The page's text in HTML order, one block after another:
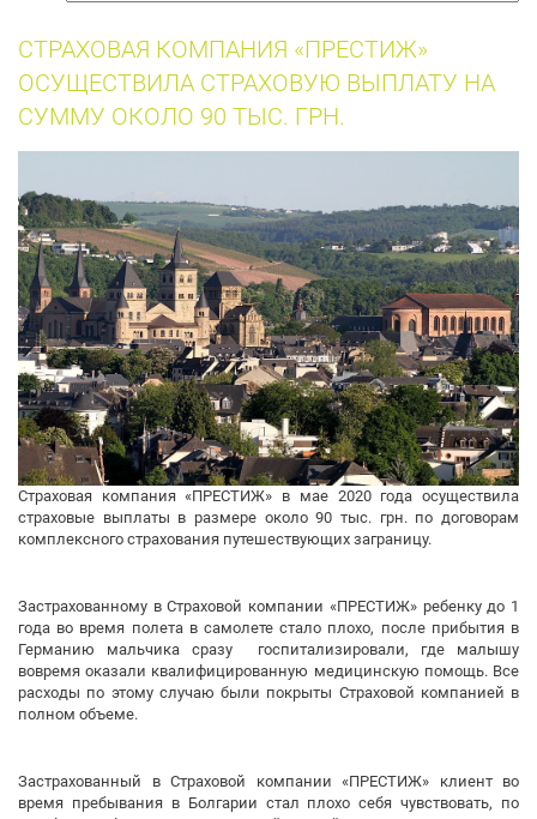
СТРАХОВАЯ КОМПАНИЯ «ПРЕСТИЖ»
ОСУЩЕСТВИЛА СТРАХОВУЮ ВЫПЛАТУ НА
СУММУ ОКОЛО 90 ТЫС. ГРН.
Страховая компания «ПРЕСТИЖ» в мае 2020 года осуществила
страховые выплаты в размере около 90 тыс. грн. по договорам
комплексного страхования путешествующих заграницу.
Застрахованному в Страховой компании «ПРЕСТИЖ» ребенку до 1
года во время полета в самолете стало плохо, после прибытия в
Германию мальчика сразу госпитализировали, где малышу
вовремя оказали квалифицированную медицинскую помощь. Все
расходы по этому случаю были покрыты Страховой компанией в
полном объеме.
Застрахованный в Страховой компании «ПРЕСТИЖ» клиент во
время пребывания в Болгарии стал плохо себя чувствовать, по